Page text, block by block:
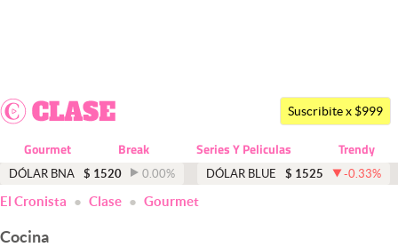
Dólar
Economía y Política
Finanzas y Mercados
Mercados Online
Suscribite x $999
Gourmet Break Series Y Peliculas Trendy
DÓLAR BNA $ 1520 0.00% DÓLAR BLUE $ 1525 -0.33%
El Cronista Clase Gourmet
Cocina